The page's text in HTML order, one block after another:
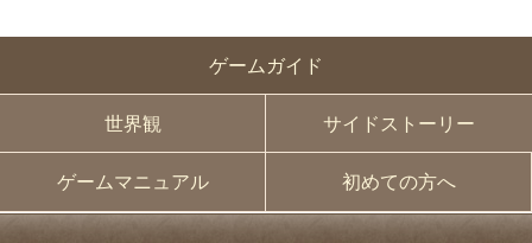
ゲームガイド
世界観 サイドストーリー
ゲームマニュアル 初めての方へ